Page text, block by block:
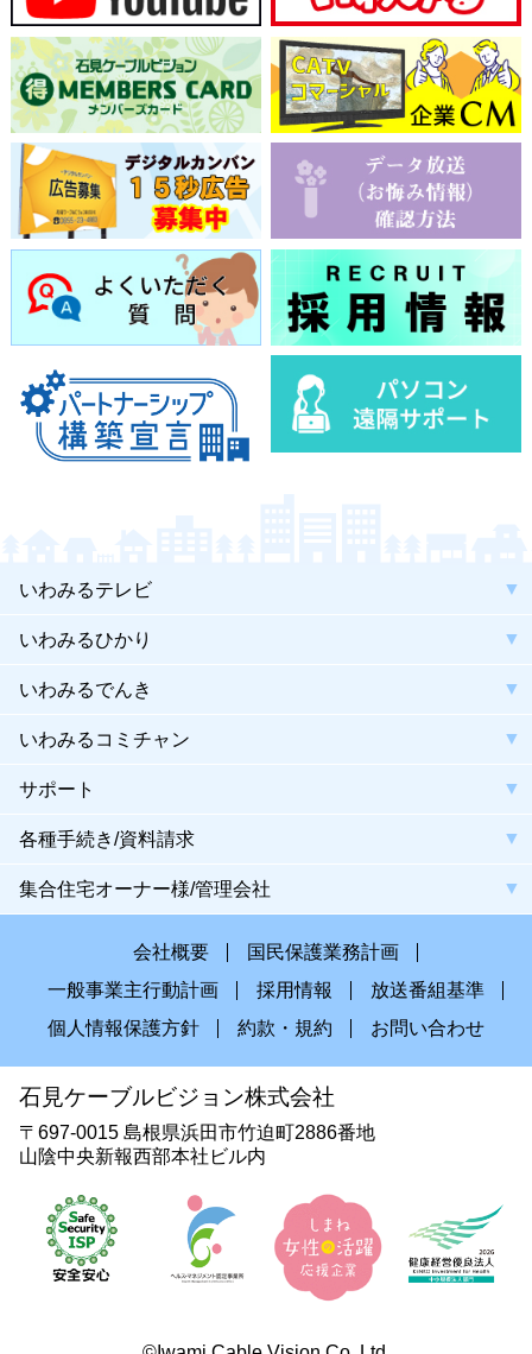
いわみるテレビ
いわみるひかり
いわみるでんき
いわみるコミチャン
サポート
各種手続き/資料請求
集合住宅オーナー様/管理会社
会社概要
国民保護業務計画
一般事業主行動計画
採用情報
放送番組基準
個人情報保護方針
約款・規約 お問い合わせ
石見ケーブルビジョン株式会社
〒697-0015 島根県浜田市竹迫町2886番地
山陰中央新報西部本社ビル内